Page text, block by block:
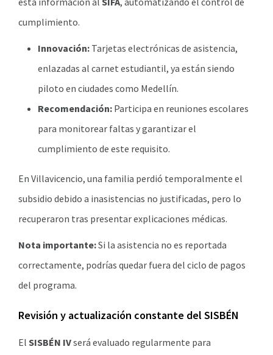
cumplimiento.
Innovación: Tarjetas electrónicas de asistencia,
enlazadas al carnet estudiantil, ya están siendo
piloto en ciudades como Medellín.
Recomendación: Participa en reuniones escolares
para monitorear faltas y garantizar el
cumplimiento de este requisito.
En Villavicencio, una familia perdió temporalmente el
subsidio debido a inasistencias no justificadas, pero lo
recuperaron tras presentar explicaciones médicas.
Nota importante:Si la asistencia no es reportada
correctamente, podrías quedar fuera del ciclo de pagos
del programa.
Revisión y actualización constante del SISBÉN
El SISBÉN IVserá evaluado regularmente para